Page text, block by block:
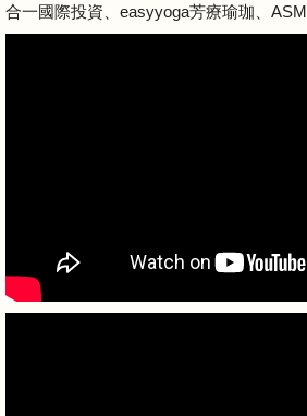
合一國際投資、easyyoga芳療瑜珈、